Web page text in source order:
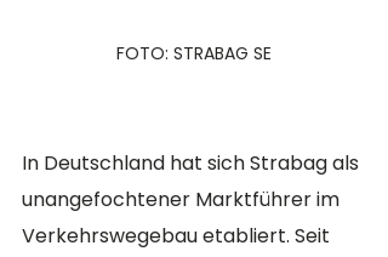
FOTO: STRABAG SE
In Deutschland hat sich Strabag als
unangefochtener Marktführer im
Verkehrswegebau etabliert. Seit